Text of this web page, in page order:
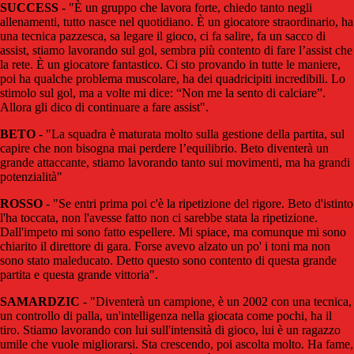
SUCCESS - "È un gruppo che lavora forte, chiedo tanto negli
allenamenti, tutto nasce nel quotidiano. È un giocatore straordinario, ha
una tecnica pazzesca, sa legare il gioco, ci fa salire, fa un sacco di
assist, stiamo lavorando sul gol, sembra più contento di fare l’assist che
la rete. È un giocatore fantastico. Ci sto provando in tutte le maniere,
poi ha qualche problema muscolare, ha dei quadricipiti incredibili. Lo
stimolo sul gol, ma a volte mi dice: “Non me la sento di calciare”.
Allora gli dico di continuare a fare assist".
BETO - "La squadra è maturata molto sulla gestione della partita, sul
capire che non bisogna mai perdere l’equilibrio. Beto diventerà un
grande attaccante, stiamo lavorando tanto sui movimenti, ma ha grandi
potenzialità"
ROSSO - "Se entri prima poi c'è la ripetizione del rigore. Beto d'istinto
l'ha toccata, non l'avesse fatto non ci sarebbe stata la ripetizione.
Dall'impeto mi sono fatto espellere. Mi spiace, ma comunque mi sono
chiarito il direttore di gara. Forse avevo alzato un po' i toni ma non
sono stato maleducato. Detto questo sono contento di questa grande
partita e questa grande vittoria".
SAMARDZIC - "Diventerà un campione, è un 2002 con una tecnica,
un controllo di palla, un'intelligenza nella giocata come pochi, ha il
tiro. Stiamo lavorando con lui sull'intensità di gioco, lui è un ragazzo
umile che vuole migliorarsi. Sta crescendo, poi ascolta molto. Ha fame,